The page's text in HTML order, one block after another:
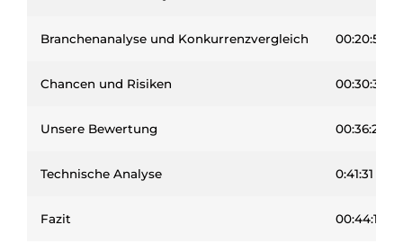
Branchenanalyse und Konkurrenzvergleich 00:20:53
Chancen und Risiken 00:30:36
Unsere Bewertung 00:36:27
Technische Analyse 0:41:31
Fazit 00:44:17